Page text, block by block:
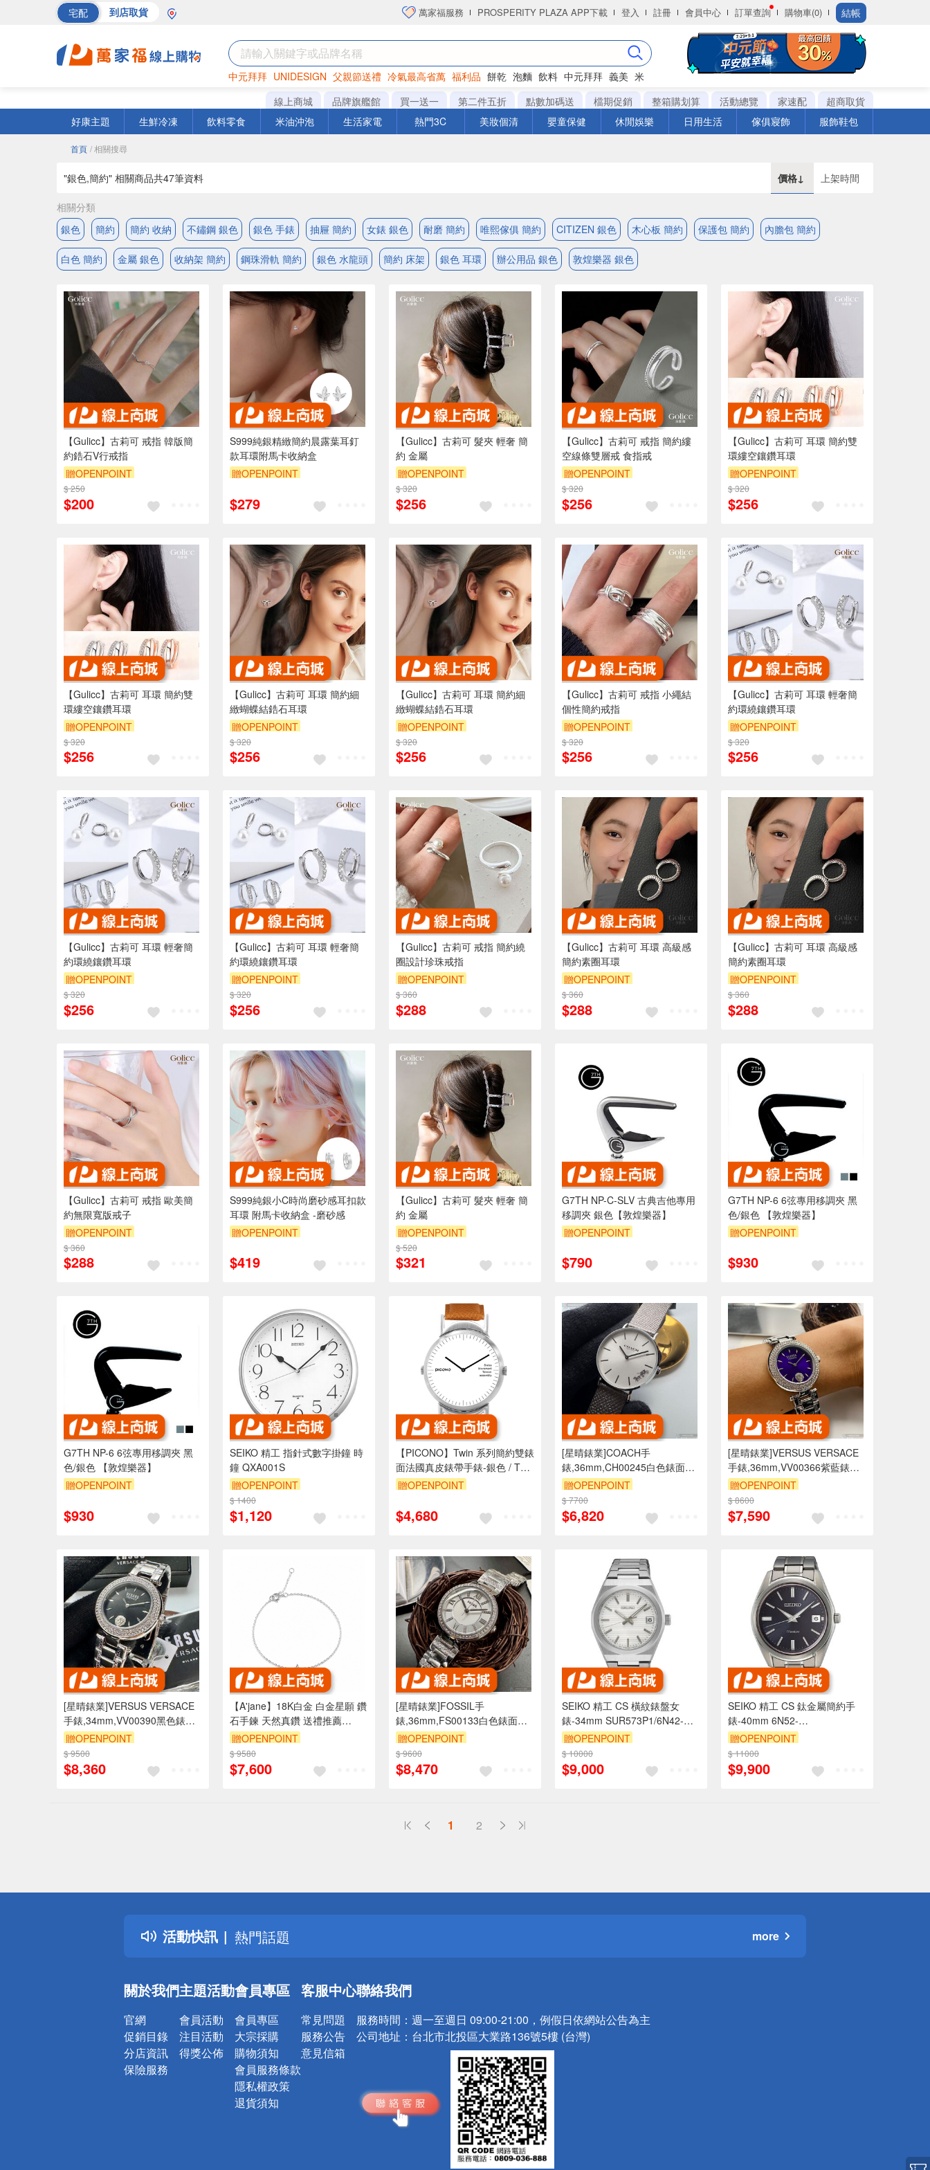
宅配 到店取貨 萬家福服務 PROSPERITY PLAZA APP下載 登入 註冊 會員中心 訂單查詢 購物車(0) 結帳
中元拜拜 UNIDESIGN 父親節送禮 冷氣最高省萬 福利品 餅乾 泡麵 飲料 中元拜拜 義美 米
巧克力 罐頭 衛生紙
線上商城 品牌旗艦館 買一送一 第二件五折 點數加碼送 檔期促銷 整箱購划算 活動總覽 家速配
超商取貨
好康主題
生鮮冷凍 飲料零食 米油沖泡 生活家電 熱門3C 美妝個清 嬰童保健 休閒娛樂 日用生活 傢俱寢飾 服飾鞋包
首頁 / 相關搜尋
"銀色,簡約" 相關商品共47筆資料 價格↓ 上架時間
相關分類
銀色
簡約 簡約 收納 不鏽鋼 銀色 銀色 手錶 抽屜 簡約 女錶 銀色 耐磨 簡約 唯熙傢俱 簡約 CITIZEN 銀色 木心板 簡約 保護包 簡約 內膽包 簡約
白色 簡約 金屬 銀色 收納架 簡約 鋼珠滑軌 簡約 銀色 水龍頭 簡約 床架 銀色 耳環 辦公用品 銀色 敦煌樂器 銀色
【Gulicc】古莉可 戒指 韓版簡
約鋯石V行戒指
贈OPENPOINT
訂單滿999享9折
$ 250
$200
S999純銀精緻簡約晨露葉耳釘
款耳環附馬卡收納盒
贈OPENPOINT
$279
【Gulicc】古莉可 髮夾 輕奢 簡
約 金屬
贈OPENPOINT
訂單滿999享9折
$ 320
$256
【Gulicc】古莉可 戒指 簡約縷
空線條雙層戒 食指戒
贈OPENPOINT
訂單滿999享9折
$ 320
$256
【Gulicc】古莉可 耳環 簡約雙
環縷空鑲鑽耳環
贈OPENPOINT
訂單滿999享9折
$ 320
$256
【Gulicc】古莉可 耳環 簡約雙
環縷空鑲鑽耳環
贈OPENPOINT
訂單滿999享9折
$ 320
$256
【Gulicc】古莉可 耳環 簡約細
緻蝴蝶結鋯石耳環
贈OPENPOINT
訂單滿999享9折
$ 320
$256
【Gulicc】古莉可 耳環 簡約細
緻蝴蝶結鋯石耳環
贈OPENPOINT
訂單滿999享9折
$ 320
$256
【Gulicc】古莉可 戒指 小繩結
個性簡約戒指
贈OPENPOINT
訂單滿999享9折
$ 320
$256
【Gulicc】古莉可 耳環 輕奢簡
約環繞鑲鑽耳環
贈OPENPOINT
訂單滿999享9折
$ 320
$256
【Gulicc】古莉可 耳環 輕奢簡
約環繞鑲鑽耳環
贈OPENPOINT
訂單滿999享9折
$ 320
$256
【Gulicc】古莉可 耳環 輕奢簡
約環繞鑲鑽耳環
贈OPENPOINT
訂單滿999享9折
$ 320
$256
【Gulicc】古莉可 戒指 簡約繞
圈設計珍珠戒指
贈OPENPOINT
訂單滿999享9折
$ 360
$288
【Gulicc】古莉可 耳環 高級感
簡約素圈耳環
贈OPENPOINT
訂單滿999享9折
$ 360
$288
【Gulicc】古莉可 耳環 高級感
簡約素圈耳環
贈OPENPOINT
訂單滿999享9折
$ 360
$288
【Gulicc】古莉可 戒指 歐美簡
約無限寬版戒子
贈OPENPOINT
訂單滿999享9折
$ 360
$288
S999純銀小C時尚磨砂感耳扣款
耳環 附馬卡收納盒 -磨砂感
贈OPENPOINT
$419
【Gulicc】古莉可 髮夾 輕奢 簡
約 金屬
贈OPENPOINT
訂單滿999享9折
$ 520
$321
G7TH NP-C-SLV 古典吉他專用
移調夾 銀色【敦煌樂器】
贈OPENPOINT
$790
G7TH NP-6 6弦專用移調夾 黑
色/銀色 【敦煌樂器】
贈OPENPOINT
$930
G7TH NP-6 6弦專用移調夾 黑
色/銀色 【敦煌樂器】
贈OPENPOINT
$930
SEIKO 精工 指針式數字掛鐘 時
鐘 QXA001S
贈OPENPOINT
$ 1400
$1,120
【PICONO】Twin 系列簡約雙錶
面法國真皮錶帶手錶-銀色 / TN-
11901
贈OPENPOINT
$4,680
[星晴錶業]COACH手
錶,36mm,CH00245白色錶面銀
錶殼銀色真皮皮革錶帶款
贈OPENPOINT
$ 7700
$6,820
[星晴錶業]VERSUS VERSACE
手錶,36mm,VV00366紫藍錶面
銀錶殼銀色精鋼錶帶款
贈OPENPOINT
$ 8600
$7,590
[星晴錶業]VERSUS VERSACE
手錶,34mm,VV00390黑色錶面
銀錶殼銀色精鋼錶帶款
贈OPENPOINT
$ 9500
$8,360
【A'jane】18K白金 白金星願 鑽
石手鍊 天然真鑽 送禮推薦
A052503-008
贈OPENPOINT
$ 9580
$7,600
[星晴錶業]FOSSIL手
錶,36mm,FS00133白色錶面銀
錶殼銀色精鋼錶帶款
贈OPENPOINT
$ 9600
$8,470
SEIKO 精工 CS 橫紋錶盤女
錶-34mm SUR573P1/6N42-
00N0S
贈OPENPOINT
$ 10000
$9,000
SEIKO 精工 CS 鈦金屬簡約手
錶-40mm 6N52-
00B0V(SUR373P1)
贈OPENPOINT
$ 11000
$9,900
1 2
活動快訊
詐騙網頁！請小心！
得獎公告
熱門話題
銀行優惠
詐騙網頁！請小心！
more
關於我們
官網
促銷目錄
分店資訊
保險服務
主題活動
會員活動
注目活動
得獎公佈
會員專區
會員專區
大宗採購
購物須知
會員服務條款
隱私權政策
退貨須知
客服中心
常見問題
服務公告
意見信箱
聯絡我們
服務時間： 週一至週日 09:00-21:00，例假日依網站公告為主
公司地址： 台北市北投區大業路136號5樓 (台灣)